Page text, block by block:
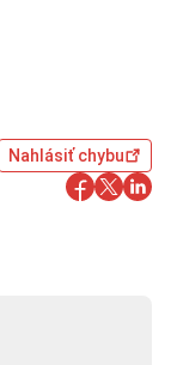
Nahlásiť chybu